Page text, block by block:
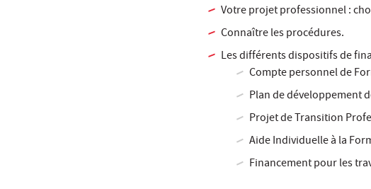
Votre projet professionnel :
Connaître les procédures.
Les différents dispositifs de
Compte personnel de
Plan de développement
Projet de Transition
Aide Individuelle à la
Financement pour les